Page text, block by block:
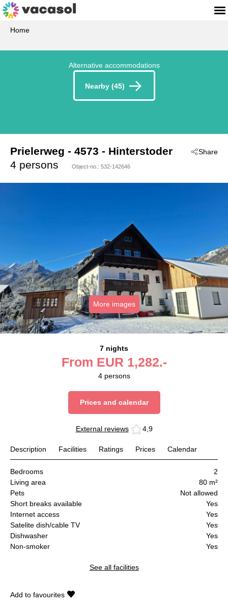
Home
Alternative accommodations
Nearby (45)
Share
Prielerweg - 4573 - Hinterstoder
4 persons
Object-no.: 532-142646
More images
7 nights
From EUR 1,282.-
4 persons
Prices and calendar
External reviews 4,9
Description Facilities Ratings Prices Calendar
Bedrooms
2
Living area
80 m²
Pets
Not allowed
Short breaks available
Yes
Internet access
Yes
Satelite dish/cable TV
Yes
Dishwasher
Yes
Non-smoker
Yes
See all facilities
Add to favourites